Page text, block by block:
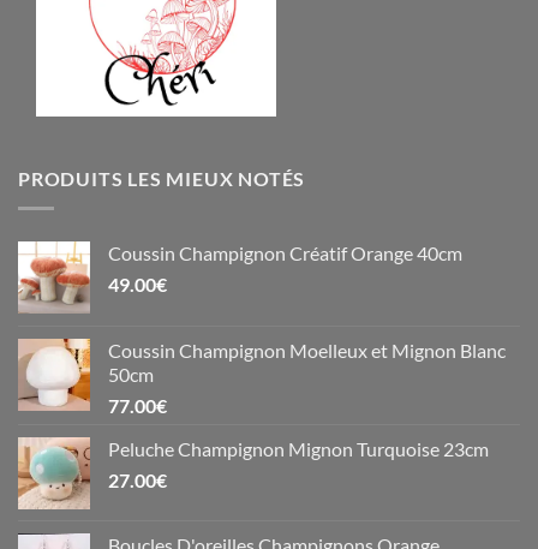
PRODUITS LES MIEUX NOTÉS
Coussin Champignon Créatif Orange 40cm
49.00€
Coussin Champignon Moelleux et Mignon Blanc
50cm
77.00€
Peluche Champignon Mignon Turquoise 23cm
27.00€